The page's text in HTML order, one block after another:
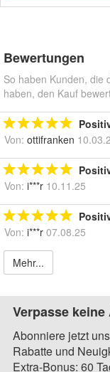
Bewertungen
So haben Kunden, die
haben, den Kauf
Von: ottifranken
Von: i***r 10.11.25
Von: i***r 07.08.25
Mehr...
Verpasse
Abonniere jetzt
Rabatte und
Extra-Bonus: 60